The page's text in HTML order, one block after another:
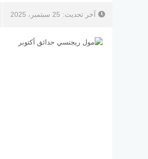
آخر تحديث: 25 سبتمبر، 2025